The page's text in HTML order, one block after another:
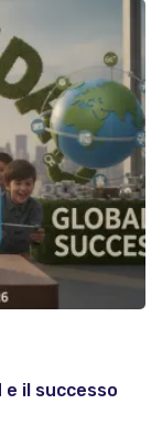
il successo